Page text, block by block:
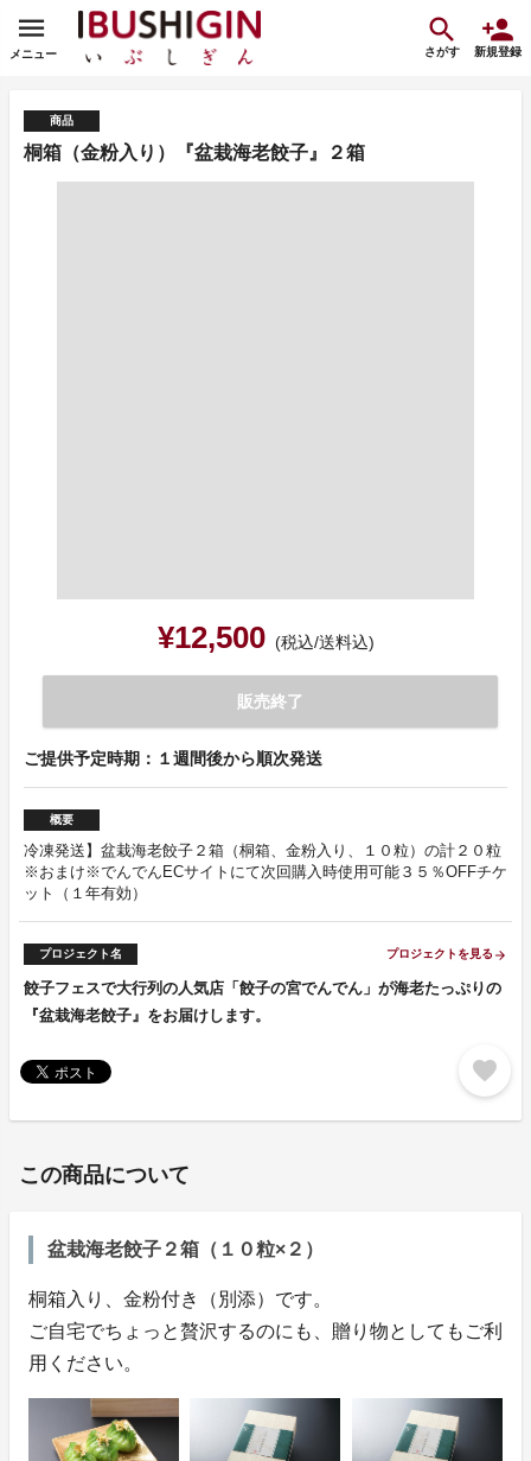
メニュー さがす 新規登録
商品
桐箱（金粉入り）『盆栽海老餃子』２箱
¥12,500 (税込/送料込)
販売終了
ご提供予定時期：１週間後から順次発送
概要
冷凍発送】盆栽海老餃子２箱（桐箱、金粉入り、１０粒）の計２０粒
※おまけ※でんでんECサイトにて次回購入時使用可能３５％OFFチケ
ット（１年有効）
プロジェクト名 プロジェクトを見る arrow_forward
餃子フェスで大行列の人気店「餃子の宮でんでん」が海老たっぷりの
『盆栽海老餃子』をお届けします。
favorite
この商品について
盆栽海老餃子２箱（１０粒×２）
桐箱入り、金粉付き（別添）です。
ご自宅でちょっと贅沢するのにも、贈り物としてもご利
用ください。